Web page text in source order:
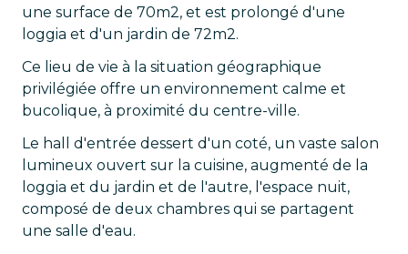
une surface de 70m2, et est prolongé d'une
loggia et d'un jardin de 72m2.
Ce lieu de vie à la situation géographique
privilégiée offre un environnement calme et
bucolique, à proximité du centre-ville.
Le hall d'entrée dessert d'un coté, un vaste salon
lumineux ouvert sur la cuisine, augmenté de la
loggia et du jardin et de l'autre, l'espace nuit,
composé de deux chambres qui se partagent
une salle d'eau.